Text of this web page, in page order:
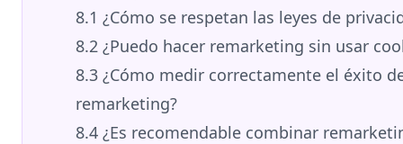
8.1 ¿Cómo se respetan las leyes de
8.2 ¿Puedo hacer remarketing sin usar
8.3 ¿Cómo medir correctamente el éxito
remarketing?
8.4 ¿Es recomendable combinar